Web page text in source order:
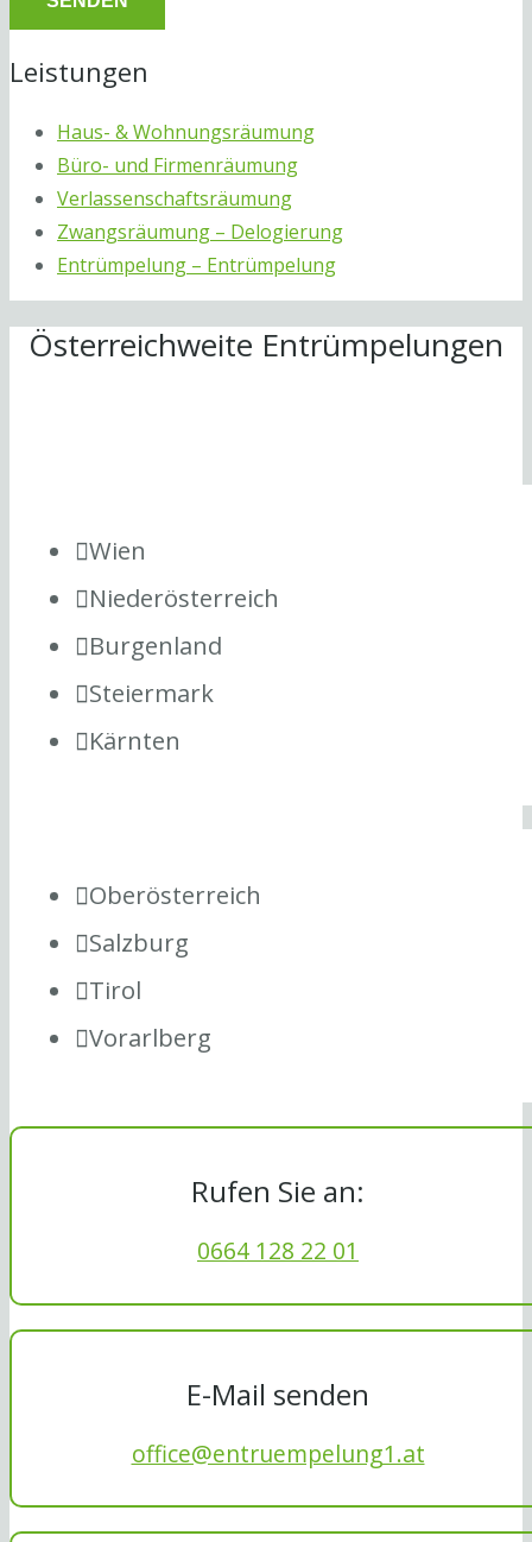
Leistungen
Haus- & Wohnungsräumung
Büro- und Firmenräumung
Verlassenschaftsräumung
Zwangsräumung – Delogierung
Entrümpelung – Entrümpelung
Österreichweite Entrümpelungen
Wien
Niederösterreich
Burgenland
Steiermark
Kärnten
Oberösterreich
Salzburg
Tirol
Vorarlberg
Rufen Sie an:
0664 128 22 01
E-Mail senden
office@entruempelung1.at